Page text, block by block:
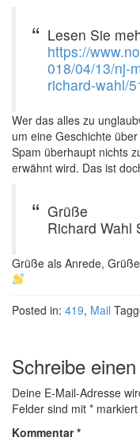
Lesen Sie
https://
018/04/13/nj-
richard-wahl/
Wer das alles zu
um eine Geschichte
Spam überhaupt nichts
erwähnt wird. Das ist
Grüße
Richard Wahl
Grüße als Anrede,
Posted in: 419, Mail
Schreibe
Deine E-Mail-Adresse
Felder sind mit * markiert
Kommentar*